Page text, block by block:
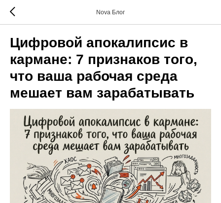
Nova Блог
Цифровой апокалипсис в
кармане: 7 признаков того,
что ваша рабочая среда
мешает вам зарабатывать